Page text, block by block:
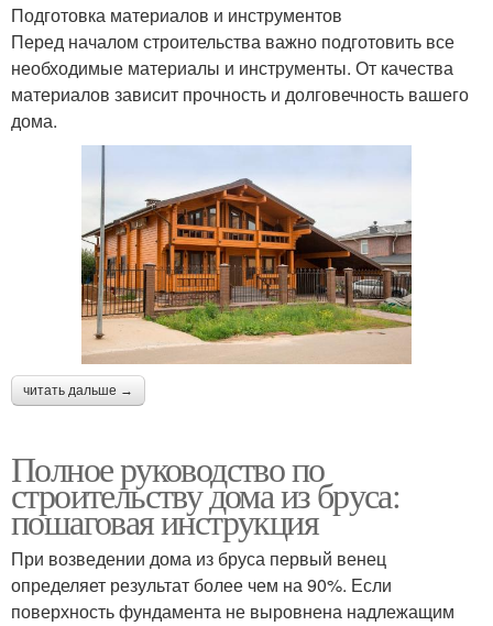
Подготовка материалов и инструментов
Перед началом строительства важно подготовить все
необходимые материалы и инструменты. От качества
материалов зависит прочность и долговечность вашего
дома.
читать дальше →
Полное руководство по
строительству дома из бруса:
пошаговая инструкция
При возведении дома из бруса первый венец
определяет результат более чем на 90%. Если
поверхность фундамента не выровнена надлежащим